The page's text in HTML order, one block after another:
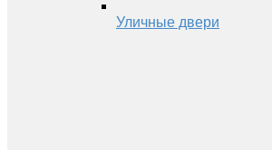
Уличные двери